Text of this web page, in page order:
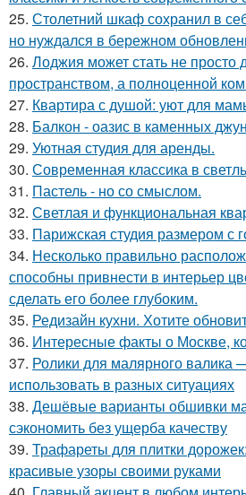
25. Столетний шкаф сохранил в
но нуждался в бережном
26. Лоджия может стать не просто
пространством, а полноценной
27. Квартира с душой: уют для
28. Балкон - оазис в каменных
29. Уютная студия для аренды.
30. Современная классика в
31. Пастель - но со смыслом.
32. Светлая и функциональная
33. Парижская студия размером с
34. Несколько правильно
способны привнести в интерьер
сделать его более глубоким.
35. Редизайн кухни. Хотите
36. Интересные факты о Москве,
37. Ролики для малярного валика
использовать в разных ситуациях
38. Дешёвые варианты обшивки
сэкономить без ущерба качеству
39. Трафареты для плитки
красивые узоры своими руками